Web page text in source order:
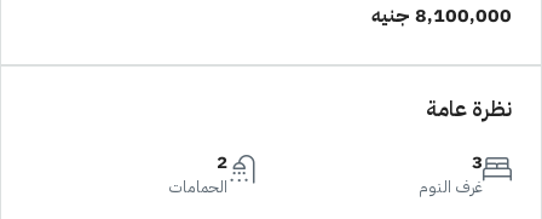
8,100,000 جنيه
نظرة عامة
3
غرف النوم
2
الحمامات